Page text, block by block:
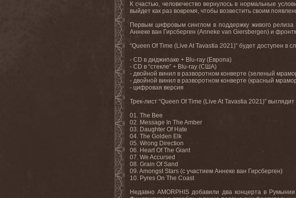
К счастью, человечество вернулось в нормальные
выйдет как раз вовремя, чтобы возвестить своим
Первым цифровым синглом в поддержку живого релиза
Аннеке ван Гирсберген (Anneke van Giersbergen) и
“Queen Of Time (Live At Tavastia 2021)” будет доступен в
- CD в диджипаке + Blu-ray (Европа)
- CD в “стекле” + Blu-ray (США)
- двойной винил в разворотном конверте (зеленый
- двойной винил в разворотном конверте (красный
- цифровая версия
Трек-лист “Queen Of Time (Live At Tavastia 2021)”
01. The Bee
02. Message In The Amber
03. Daughter Of Hate
04. The Golden Elk
05. Wrong Direction
06. Heart Of The Giant
07. We Accursed
08. Grain Of Sand
09. Amongst Stars (с участием Аннеке ван Гирсберген)
10. Pyres On The Coast
Недавно AMORPHISдобавили два концерта в Румынии